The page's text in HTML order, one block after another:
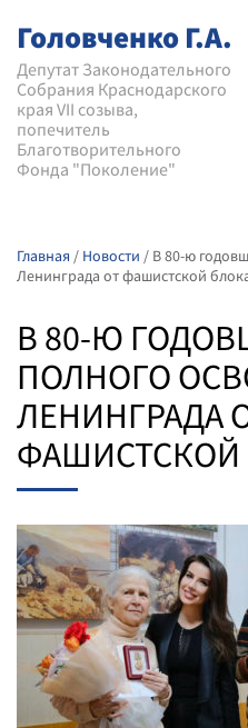
Головченко Г.А.
Депутат Законодательного
Собрания Краснодарского
края VII созыва,
попечитель
Благотворительного
Фонда "Поколение"
Главная / Новости / В 80-ю
Ленинграда от фашистской
В 80-Ю
ПОЛНОГО
ЛЕНИНГРАДА